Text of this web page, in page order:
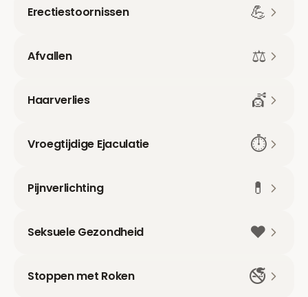
Erectiestoornissen 💪
Afvallen ⚖️
Haarverlies 💇
Vroegtijdige Ejaculatie ⏱️
Pijnverlichting 💊
Seksuele Gezondheid ❤️
Stoppen met Roken 🚭